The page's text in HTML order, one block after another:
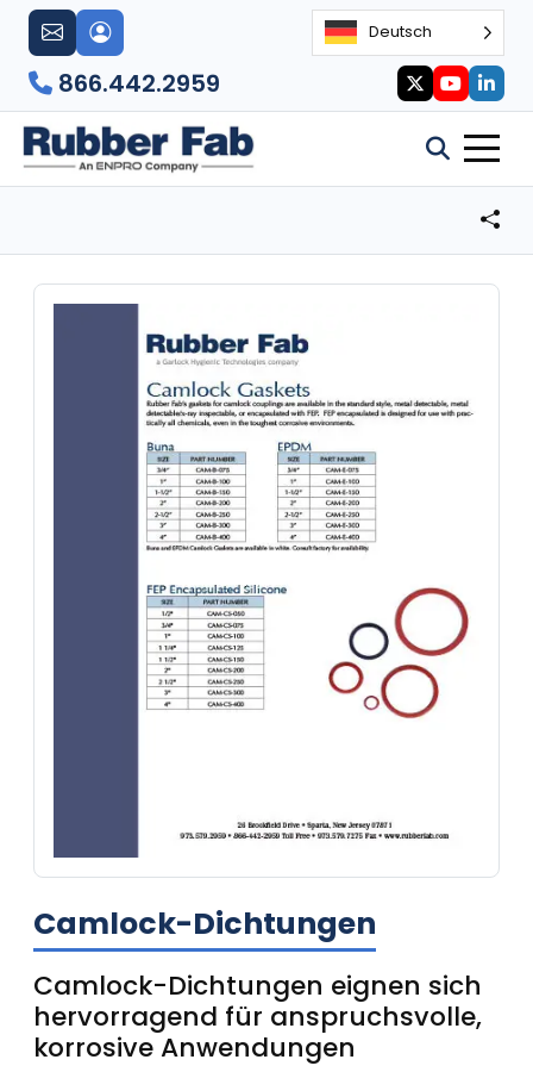
Deutsch
866.442.2959
Camlock-Dichtungen
Camlock-Dichtungen eignen sich
hervorragend für anspruchsvolle,
korrosive Anwendungen